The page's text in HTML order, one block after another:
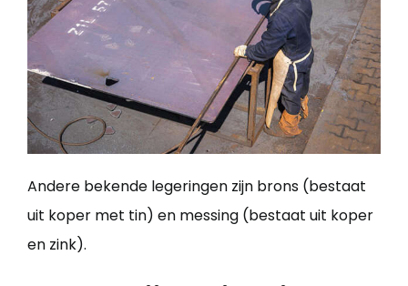
Andere bekende legeringen zijn brons (bestaat
uit koper met tin) en messing (bestaat uit koper
en zink).